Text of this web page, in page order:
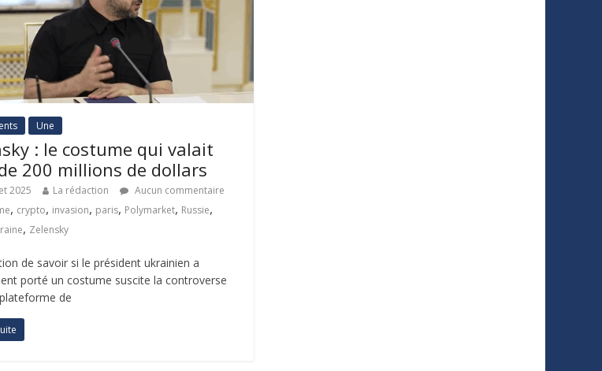
Une
: le costume qui valait
200 millions de dollars
2025 La rédaction
Aucun commentaire
, crypto, invasion, paris, Polymarket, Russie,
, Zelensky
de savoir si le président ukrainien a
porté un costume suscite la controverse
de